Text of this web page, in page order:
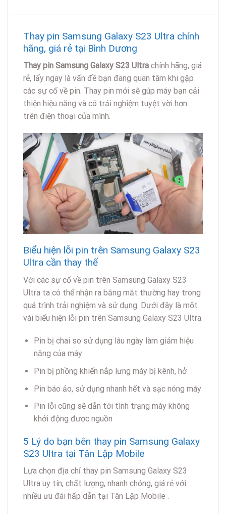
Thay pin Samsung Galaxy S23 Ultra chính
hãng, giá rẻ tại Bình Dương
Thay pin Samsung Galaxy S23 Ultra chính hãng, giá
rẻ, lấy ngay là vấn đề bạn đang quan tâm khi gặp
các sự cố về pin. Thay pin mới sẽ gúp máy bạn cải
thiện hiệu năng và có trải nghiệm tuyệt vời hơn
trên điện thoại của mình.
Biểu hiện lỗi pin trên Samsung Galaxy S23
Ultra cần thay thế
Với các sự cố về pin trên Samsung Galaxy S23
Ultra ta có thể nhận ra bằng mắt thường hay trong
quá trình trải nghiệm và sử dụng. Dưới đây là một
vài biểu hiện lỗi pin trên Samsung Galaxy S23 Ultra.
Pin bị chai so sử dụng lâu ngày làm giảm hiệu
năng của máy
Pin bị phồng khiến nắp lưng máy bị kênh, hở
Pin báo ảo, sử dụng nhanh hết và sạc nóng máy
Pin lỗi cũng sẽ dẫn tới tình trạng máy không
khởi động được nguồn
5 Lý do bạn bên thay pin Samsung Galaxy
S23 Ultra tại Tân Lập Mobile
Lựa chọn địa chỉ thay pin Samsung Galaxy S23
Ultra uy tín, chất lượng, nhanh chóng, giá rẻ với
nhiều ưu đãi hấp dẫn tại Tân Lập Mobile .